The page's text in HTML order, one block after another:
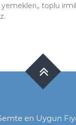
toplu
en Uygun